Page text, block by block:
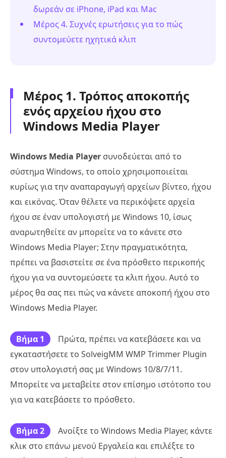
δωρεάν σε iPhone, iPad και Mac
Μέρος 4. Συχνές ερωτήσεις για το πώς
συντομεύετε ηχητικά κλιπ
Μέρος 1. Τρόπος αποκοπής
ενός αρχείου ήχου στο
Windows Media Player
Windows Media Player συνοδεύεται από το
σύστημα Windows, το οποίο χρησιμοποιείται
κυρίως για την αναπαραγωγή αρχείων βίντεο, ήχου
και εικόνας. Όταν θέλετε να περικόψετε αρχεία
ήχου σε έναν υπολογιστή με Windows 10, ίσως
αναρωτηθείτε αν μπορείτε να το κάνετε στο
Windows Media Player; Στην πραγματικότητα,
πρέπει να βασιστείτε σε ένα πρόσθετο περικοπής
ήχου για να συντομεύσετε τα κλιπ ήχου. Αυτό το
μέρος θα σας πει πώς να κάνετε αποκοπή ήχου στο
Windows Media Player.
Βήμα 1
Πρώτα, πρέπει να κατεβάσετε και να
εγκαταστήσετε το SolveigMM WMP Trimmer Plugin
στον υπολογιστή σας με Windows 10/8/7/11.
Μπορείτε να μεταβείτε στον επίσημο ιστότοπο του
για να κατεβάσετε το πρόσθετο.
Βήμα 2
Ανοίξτε το Windows Media Player, κάντε
κλικ στο επάνω μενού Εργαλεία και επιλέξτε το